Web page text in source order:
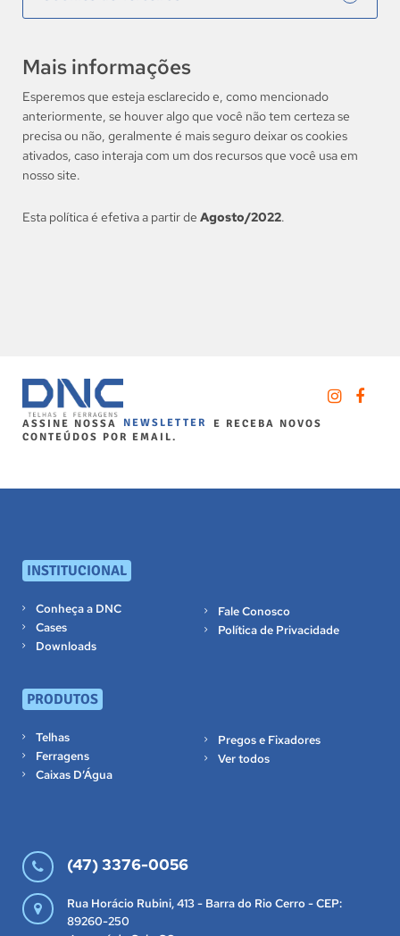
Mais informações
Esperemos que esteja esclarecido e, como mencionado
anteriormente, se houver algo que você não tem certeza se
precisa ou não, geralmente é mais seguro deixar os cookies
ativados, caso interaja com um dos recursos que você usa em
nosso site.
Esta política é efetiva a partir de Agosto/2022.
ASSINE NOSSA NEWSLETTER
E RECEBA NOVOS
CONTEÚDOS POR EMAIL.
INSTITUCIONAL
Conheça a DNC
Cases
Downloads
Fale Conosco
Política de Privacidade
PRODUTOS
Telhas
Ferragens
Caixas D’Água
Pregos e Fixadores
Ver todos
(47) 3376-0056
Rua Horácio Rubini, 413 - Barra do Rio Cerro - CEP:
89260-250